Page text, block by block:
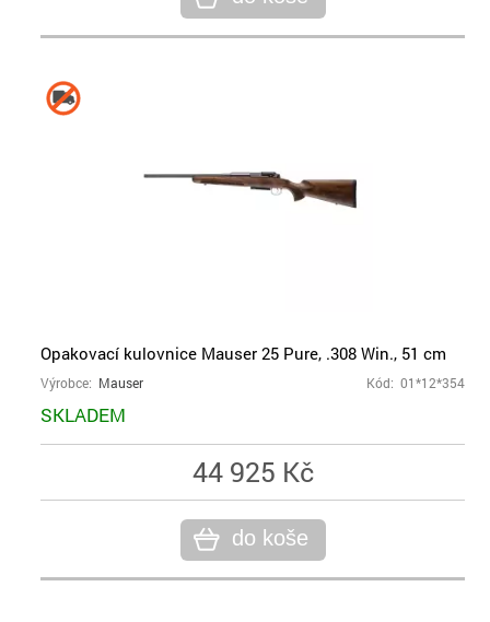
Opakovací kulovnice Mauser 25 Pure, .308 Win., 51 cm
Výrobce: Mauser Kód: 01*12*354
SKLADEM
44 925 Kč
do koše